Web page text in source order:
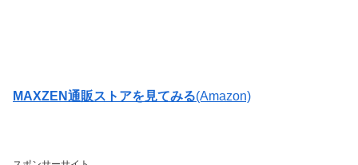
MAXZEN通販ストアを見てみる(Amazon)